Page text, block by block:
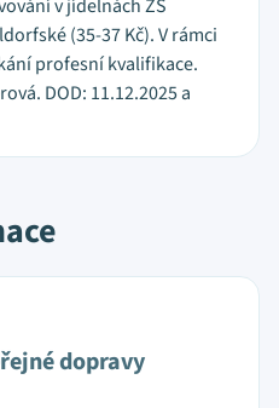
v jídelnách ZŠ
(35-37 Kč). V rámci
profesní kvalifikace.
DOD: 11.12.2025 a
dopravy